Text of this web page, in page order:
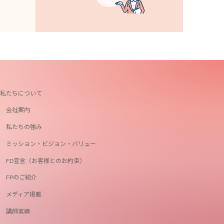
私たちについて
会社案内
私たちの強み
ミッション・ビジョン・バリュー
FD宣言（お客様とのお約束）
FPのご紹介
メディア掲載
講師実績